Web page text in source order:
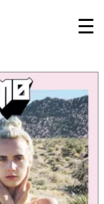
☰